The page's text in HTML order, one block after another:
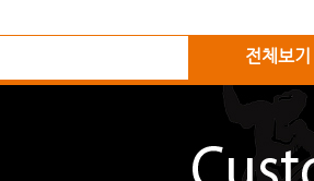
전체보기